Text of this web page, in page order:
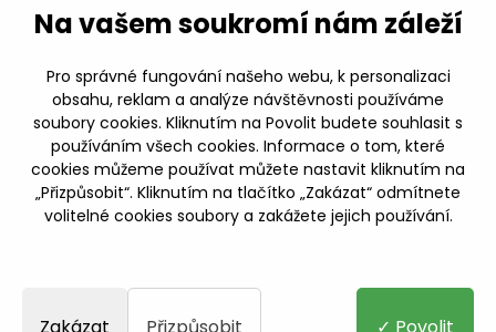
Eko-Kom
Certifikát spolehlivá firma
Reklamační řád
Reklamační protokol (PDF)
Facebook
Instagram
© 2026 EGIBI s.r.o.
spolufinancován Evropskou unií.
Na vašem soukromí nám záleží
Pro správné fungování našeho webu, k personalizaci
obsahu, reklam a analýze návštěvnosti používáme
soubory cookies. Kliknutím na Povolit budete souhlasit s
používáním všech cookies. Informace o tom, které
cookies můžeme používat můžete nastavit kliknutím na
„Přizpůsobit“. Kliknutím na tlačítko „Zakázat“ odmítnete
volitelné cookies soubory a zakážete jejich používání.
Zakázat Přizpůsobit ✓ Povolit